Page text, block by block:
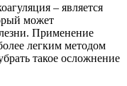
– является
может
Применение
легким методом
такое осложнение